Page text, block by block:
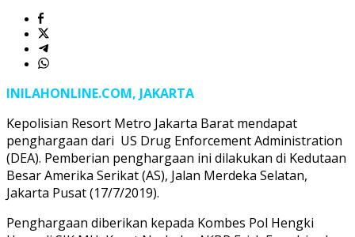
INILAHONLINE.COM, JAKARTA
Kepolisian Resort Metro Jakarta Barat mendapat
penghargaan dari US Drug Enforcement Administration
(DEA). Pemberian penghargaan ini dilakukan di Kedutaan
Besar Amerika Serikat (AS), Jalan Merdeka Selatan,
Jakarta Pusat (17/7/2019).
Penghargaan diberikan kepada Kombes Pol Hengki